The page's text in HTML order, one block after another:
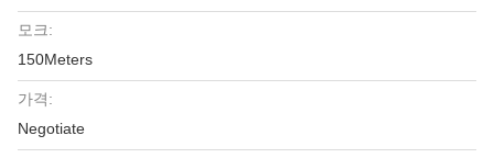
모크:
150Meters
가격:
Negotiate